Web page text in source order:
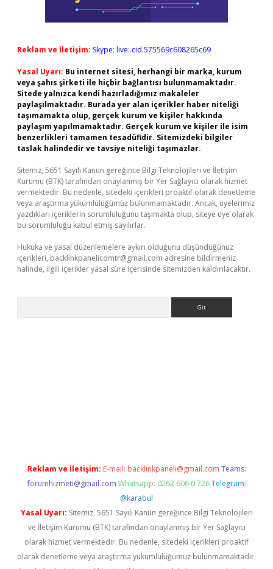
Reklam ve İletişim: Skype: live:.cid.575569c608265c69
Yasal Uyarı: Bu internet sitesi, herhangi bir marka, kurum
veya şahıs şirketi ile hiçbir bağlantısı bulunmamaktadır.
Sitede yalnızca kendi hazırladığımız makaleler
paylaşılmaktadır. Burada yer alan içerikler haber niteliği
taşımamakta olup, gerçek kurum ve kişiler hakkında
paylaşım yapılmamaktadır. Gerçek kurum ve kişiler ile isim
benzerlikleri tamamen tesadüfidir. Sitemizdeki bilgiler
taslak halindedir ve tavsiye niteliği taşımazlar.
Sitemiz, 5651 Sayılı Kanun gereğince Bilgi Teknolojileri ve İletişim
Kurumu (BTK) tarafından onaylanmış bir Yer Sağlayıcı olarak hizmet
vermektedir. Bu nedenle, sitedeki içerikleri proaktif olarak denetleme
veya araştırma yükümlülüğümüz bulunmamaktadır. Ancak, üyelerimiz
yazdıkları içeriklerin sorumluluğunu taşımakta olup, siteye üye olarak
bu sorumluluğu kabul etmiş sayılırlar.
Hukuka ve yasal düzenlemelere aykırı olduğunu düşündüğünüz
içerikleri, backlinkpanelicomtr@gmail.com adresine bildirmeniz
halinde, ilgili içerikler yasal süre içerisinde sitemizden kaldırılacaktır.
Reklam ve İletişim: E-mail: backlinkpaneli@gmail.com Teams:
forumhizmeti@gmail.com Whatsapp: 0262 606 0 726 Telegram:
@karabul
Yasal Uyarı: Sitemiz, 5651 Sayılı Kanun gereğince Bilgi Teknolojileri
ve İletişim Kurumu (BTK) tarafından onaylanmış bir Yer Sağlayıcı
olarak hizmet vermektedir. Bu nedenle, sitedeki içerikleri proaktif
olarak denetleme veya araştırma yükümlülüğümüz bulunmamaktadır.